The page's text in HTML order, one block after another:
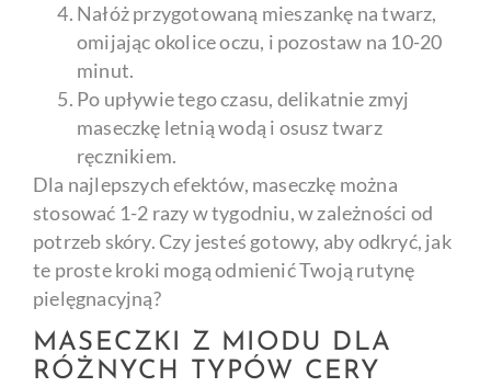
Nałóż przygotowaną mieszankę na twarz,
omijając okolice oczu, i pozostaw na 10-20
minut.
Po upływie tego czasu, delikatnie zmyj
maseczkę letnią wodą i osusz twarz
ręcznikiem.
Dla najlepszych efektów, maseczkę można
stosować 1-2 razy w tygodniu, w zależności od
potrzeb skóry. Czy jesteś gotowy, aby odkryć, jak
te proste kroki mogą odmienić Twoją rutynę
pielęgnacyjną?
MASECZKI Z MIODU DLA
RÓŻNYCH TYPÓW CERY